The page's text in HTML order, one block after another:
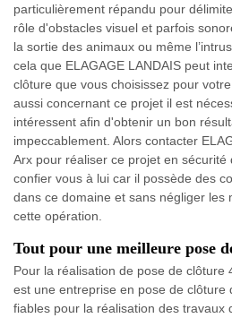
particulièrement répandu pour
rôle d'obstacles visuel et parfois
la sortie des animaux ou même
cela que ELAGAGE LANDAIS peut
clôture que vous choisissez pour
aussi concernant ce projet il est
intéressent afin d'obtenir un bon
impeccablement. Alors contacter
Arx pour réaliser ce projet en
confier vous à lui car il possède des
dans ce domaine et sans négliger les
cette opération.
Tout pour une meilleure pose
Pour la réalisation de pose de clôture
est une entreprise en pose de clôture
fiables pour la réalisation des travaux